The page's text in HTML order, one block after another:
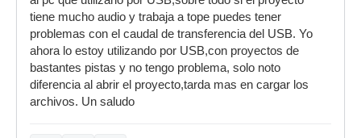
tiene mucho audio y trabaja a tope puedes tener
problemas con el caudal de transferencia del USB. Yo
ahora lo estoy utilizando por USB,con proyectos de
bastantes pistas y no tengo problema, solo noto
diferencia al abrir el proyecto,tarda mas en cargar los
archivos. Un saludo